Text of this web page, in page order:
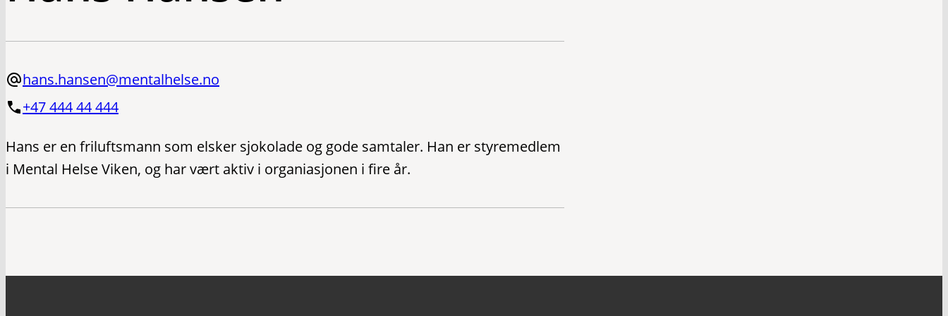
hans.hansen@mentalhelse.no
+47 444 44 444
Hans er en friluftsmann som elsker sjokolade og gode samtaler. Han er styremedlem
i Mental Helse Viken, og har vært aktiv i organiasjonen i fire år.